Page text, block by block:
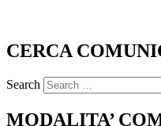
CERCA
Search
MODALITA’